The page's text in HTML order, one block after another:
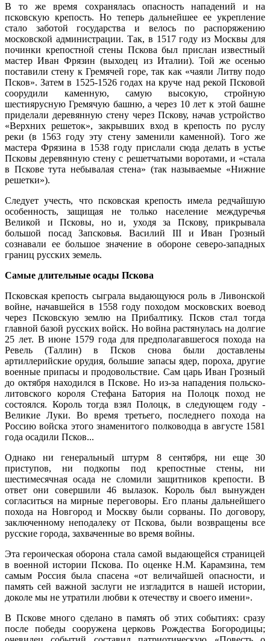
В то же время сохранялась опасность нападений и на
псковскую крепость. Но теперь дальнейшее ее укрепление
стало заботой государства и велось по распоряжению
московской администрации. Так, в 1517 году из Москвы для
починки крепостной стены Пскова был прислан известный
мастер Иван Фрязин (выходец из Италии). Той же осенью
поставили стену к Гремячей горе, так как «чаяли Литву подо
Псков». Затем в 1525-1526 годах на круче над рекой Псковой
соорудили каменную, самую высокую, стройную
шестиярусную Гремячую башню, а через 10 лет к этой башне
приделали деревянную стену через Пскову, начав устройство
«Верхних решеток», закрывших вход в крепость по руслу
реки (в 1563 году эту стену заменили каменной). Того же
мастера Фрязина в 1538 году прислали сюда делать в устье
Псковы деревянную стену с решетчатыми воротами, и «стала
в Пскове тута небывалая стена» (так называемые «Нижние
решетки»).
Следует учесть, что псковская крепость имела редчайшую
особенность, защищая не только население междуречья
Великой и Псковы, но и, уходя за Пскову, прикрывала
большой посад Запсковья. Василий III и Иван Грозный
сознавали ее большое значение в обороне северо-западных
границ русских земель.
Самые длительные осады Пскова
Псковская крепость сыграла выдающуюся роль в Ливонской
войне, начавшейся в 1558 году походом московских воевод
через Псковскую землю на Прибалтику. Псков стал тогда
главной базой русских войск. Но война растянулась на долгие
25 лет. В июне 1579 года для предполагавшегося похода на
Ревель (Таллин) в Псков снова были доставлены
артиллерийские орудия, большие запасы ядер, пороха, другие
военные припасы и продовольствие. Сам царь Иван Грозный
до октября находился в Пскове. Но из-за нападения польско-
литовского короля Стефана Батория на Полоцк поход не
состоялся. Король тогда взял Полоцк, в следующем году -
Великие Луки. Во время третьего, последнего похода на
Россию войска этого знаменитого полководца в августе 1581
года осадили Псков...
Однако ни генеральный штурм 8 сентября, ни еще 30
приступов, ни подкопы под крепостные стены, ни
шестимесячная осада не сломили защитников крепости. В
ответ они совершили 46 вылазок. Король был вынужден
согласиться на мирные переговоры. Его планы дальнейшего
похода на Новгород и Москву были сорваны. По договору,
заключенному неподалеку от Пскова, были возвращены все
русские города, захваченные во время войны.
Эта героическая оборона стала самой выдающейся страницей
в военной истории Пскова. По оценке Н.М. Карамзина, тем
самым Россия была спасена «от величайшей опасности, и
память сей важной заслуги не изгладится в нашей истории,
доколе мы не утратили любви к отечеству и своего имени».
В Пскове много сделано в память об этих событиях: сразу
после победы сооружена церковь Рождества Богородицы;